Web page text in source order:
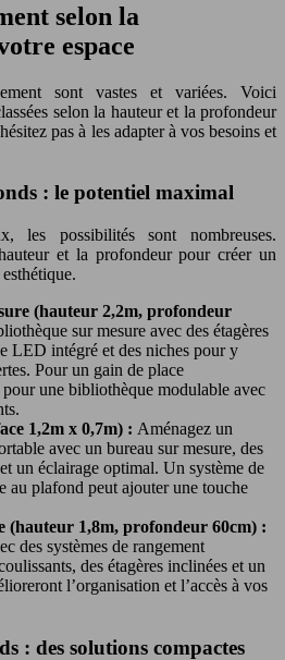
selon la
espace
sont vastes et variées. Voici
selon la hauteur et la profondeur
pas à les adapter à vos besoins et
: le potentiel maximal
les possibilités sont nombreuses.
et la profondeur pour créer un
(hauteur 2,2m, profondeur
sur mesure avec des étagères
LED intégré et des niches pour y
Pour un gain de place
une bibliothèque modulable avec
1,2m x 0,7m) : Aménagez un
avec un bureau sur mesure, des
un éclairage optimal. Un système de
au plafond peut ajouter une touche
(hauteur 1,8m, profondeur 60cm) :
des systèmes de rangement
des étagères inclinées et un
l’organisation et l’accès à vos
: des solutions compactes